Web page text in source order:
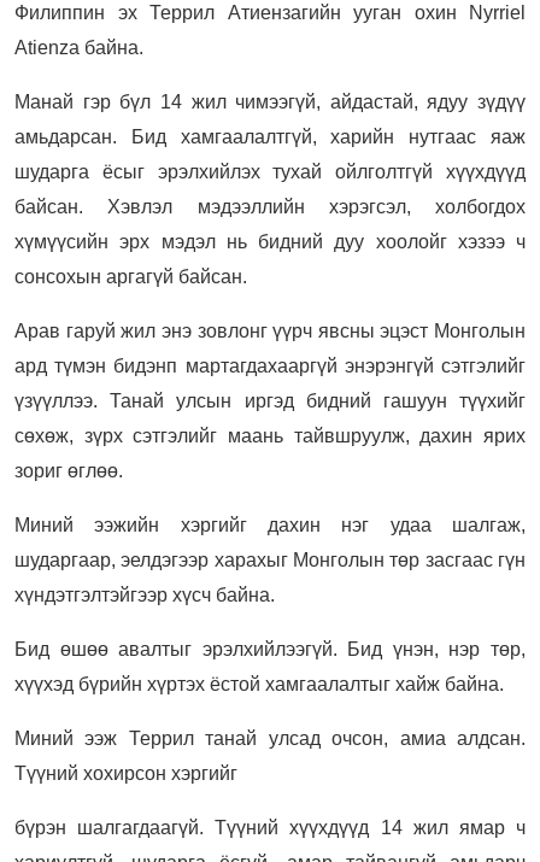
Филиппин эх Террил Атиензагийн ууган охин Nyrriel
Atienza байна.
Манай гэр бүл 14 жил чимээгүй, айдастай, ядуу зүдүү
амьдарсан. Бид хамгаалалтгүй, харийн нутгаас яаж
шударга ёсыг эрэлхийлэх тухай ойлголтгүй хүүхдүүд
байсан. Хэвлэл мэдээллийн хэрэгсэл, холбогдох
хүмүүсийн эрх мэдэл нь бидний дуу хоолойг хэзээ ч
сонсохын аргагүй байсан.
Арав гаруй жил энэ зовлонг үүрч явсны эцэст Монголын
ард түмэн бидэнп мартагдахааргүй энэрэнгүй сэтгэлийг
үзүүллээ. Танай улсын иргэд бидний гашуун түүхийг
сөхөж, зүрх сэтгэлийг маань тайвшруулж, дахин ярих
зориг өглөө.
Миний ээжийн хэргийг дахин нэг удаа шалгаж,
шударгаар, эелдэгээр харахыг Монголын төр засгаас гүн
хүндэтгэлтэйгээр хүсч байна.
Бид өшөө авалтыг эрэлхийлээгүй. Бид үнэн, нэр төр,
хүүхэд бүрийн хүртэх ёстой хамгаалалтыг хайж байна.
Миний ээж Террил танай улсад очсон, амиа алдсан.
Түүний хохирсон хэргийг
бүрэн шалгагдаагүй. Түүний хүүхдүүд 14 жил ямар ч